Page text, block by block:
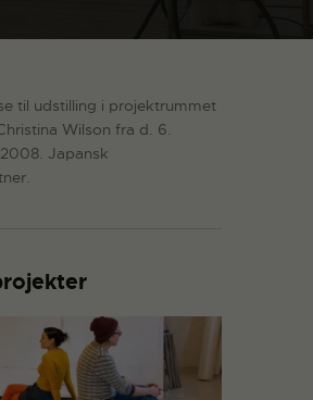
til udstilling i projektrummet
Wilson fra d. 6.
Japansk